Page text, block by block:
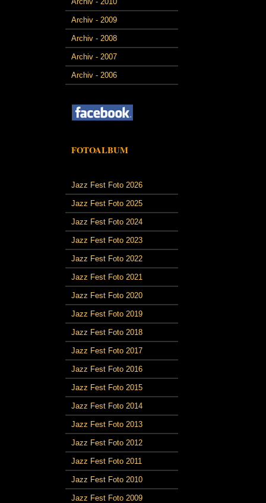
Archiv - 2009
Archiv - 2008
Archiv - 2007
Archiv - 2006
FOTOALBUM
Jazz Fest Foto 2026
Jazz Fest Foto 2025
Jazz Fest Foto 2024
Jazz Fest Foto 2023
Jazz Fest Foto 2022
Jazz Fest Foto 2021
Jazz Fest Foto 2020
Jazz Fest Foto 2019
Jazz Fest Foto 2018
Jazz Fest Foto 2017
Jazz Fest Foto 2016
Jazz Fest Foto 2015
Jazz Fest Foto 2014
Jazz Fest Foto 2013
Jazz Fest Foto 2012
Jazz Fest Foto 2011
Jazz Fest Foto 2010
Jazz Fest Foto 2009